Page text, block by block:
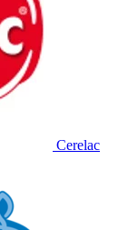
Cerelac